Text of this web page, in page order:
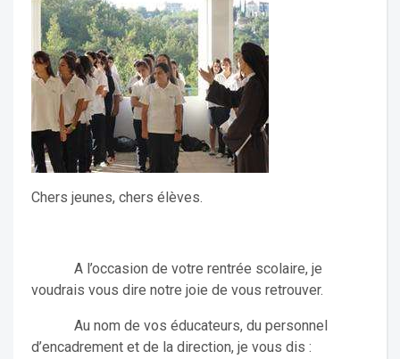
Chers jeunes, chers élèves.
A l’occasion de votre rentrée scolaire, je
voudrais vous dire notre joie de vous retrouver.
Au nom de vos éducateurs, du personnel
d’encadrement et de la direction, je vous dis :